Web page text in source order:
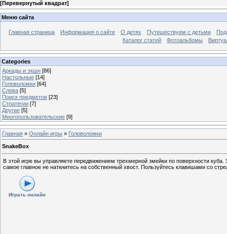
[Перевернутый квадрат]
Меню сайта
Главная страница Информация о сайте О детях Путешествуем с детьми
Каталог статей
Фотоальбомы
Categories
Аркады и экшн [86]
Настольные [14]
Головоломки [64]
Слова [5]
Поиск предметов [23]
Стратегии [7]
Другие [5]
Многопользовательские [9]
Главная » Онлайн игры » Головоломки
SnakeBox
В этой игре вы управляете передвижением трехмерной змейки по поверхности
самое главное не наткнитесь на собственный хвост. Пользуйтесь клавишами со
Играть онлайн